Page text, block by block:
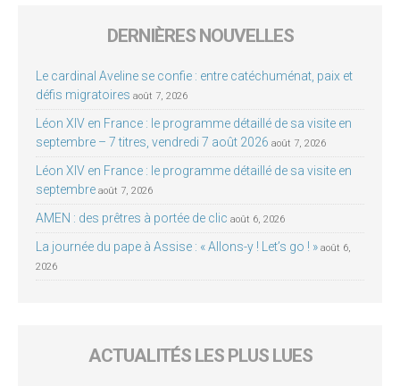
DERNIÈRES NOUVELLES
Le cardinal Aveline se confie : entre catéchuménat, paix et
défis migratoires août 7, 2026
Léon XIV en France : le programme détaillé de sa visite en
septembre – 7 titres, vendredi 7 août 2026 août 7, 2026
Léon XIV en France : le programme détaillé de sa visite en
septembre août 7, 2026
AMEN : des prêtres à portée de clic août 6, 2026
La journée du pape à Assise : « Allons-y ! Let’s go ! » août 6,
2026
ACTUALITÉS LES PLUS LUES